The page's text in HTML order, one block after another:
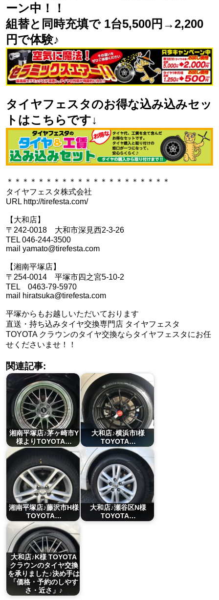
ーン中！！
組替と同時充填で 1台5,500円→2,200
円で体験♪
タイヤフェスタのお得な込み込みセッ
トはこちらです↓
＊＊＊＊＊＊＊＊＊＊＊＊＊＊＊＊＊＊＊＊＊
タイヤフェスタ株式会社
URL http://tirefesta.com/
【大和店】
〒242-0018 大和市深見西2-3-26
TEL 046-244-3500
mail yamato@tirefesta.com
【湘南平塚店】
〒254-0014 平塚市四之宮5-10-2
TEL 0463-79-5970
mail hiratsuka@tirefesta.com
平塚からもお越しいただいております
直送・持ち込みタイヤ交換専門店 タイヤフェスタ
TOYOTA クラウンのタイヤ交換ならタイヤフェスタにお任
せくださいませ！！
関連記事:
湘南平塚店♪茅ヶ崎市Y
様よりTOYOTA…
大和店♪横浜市I様
TOYOTA…
湘南平塚店♪藤沢市H様
TOYOTA…
大和店♪瀬谷区N様
TOYOTA…
大和店♪K様 TOYOTA
クラウンのタイヤ交換
を承りました♪決め手は
「価格・予約のしやす
さ・近さ」♪